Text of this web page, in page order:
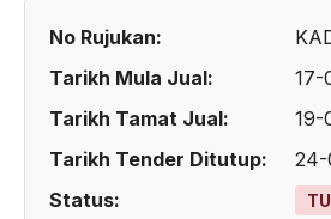
No Rujukan:
Tarikh Mula Jual:
17-
Tarikh Tamat Jual:
19-
Tarikh Tender Ditutup:
24-
Status: